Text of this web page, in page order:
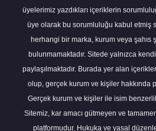
üyelerimiz yazdıkları içeriklerin
üye olarak bu sorumluluğu kabul etmiş
herhangi bir marka, kurum veya şahıs
bulunmamaktadır. Sitede yalnızca
paylaşılmaktadır. Burada yer alan
olup, gerçek kurum ve kişiler hakkında
Gerçek kurum ve kişiler ile isim
Sitemiz, kar amacı gütmeyen ve
platformudur. Hukuka ve yasal